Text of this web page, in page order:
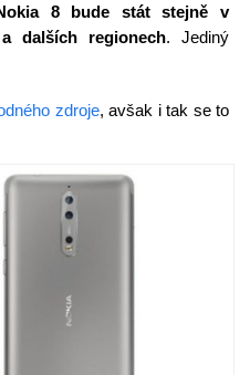
8 bude stát stejně v
dalších regionech. Jediný
zdroje, avšak i tak se to